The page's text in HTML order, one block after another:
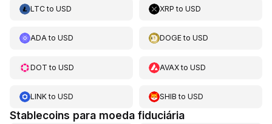
LTCto USD XRP toUSD
ADAto USD DOGEtoUSD
DOT to USD AVAXtoUSD
LINKto USD SHIB toUSD
Stablecoins para moeda fiduciária